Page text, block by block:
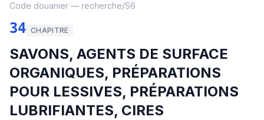
Code douanier — recherche/S6
34 CHAPITRE
SAVONS, AGENTS DE SURFACE
ORGANIQUES, PRÉPARATIONS
POUR LESSIVES, PRÉPARATIONS
LUBRIFIANTES, CIRES